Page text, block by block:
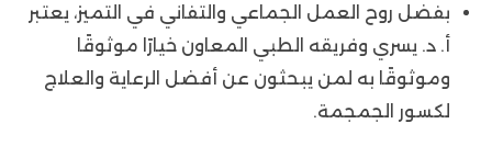
بفضل روح العمل الجماعي والتفاني في التميز، يعتبر
أ. د. يسري وفريقه الطبي المعاون خيارًا موثوقًا
وموثوقًا به لمن يبحثون عن أفضل الرعاية والعلاج
لكسور الجمجمة.